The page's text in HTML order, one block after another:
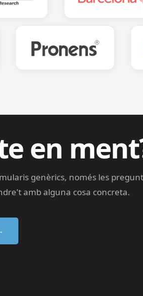
en
genèrics, només les
amb alguna cosa concreta.